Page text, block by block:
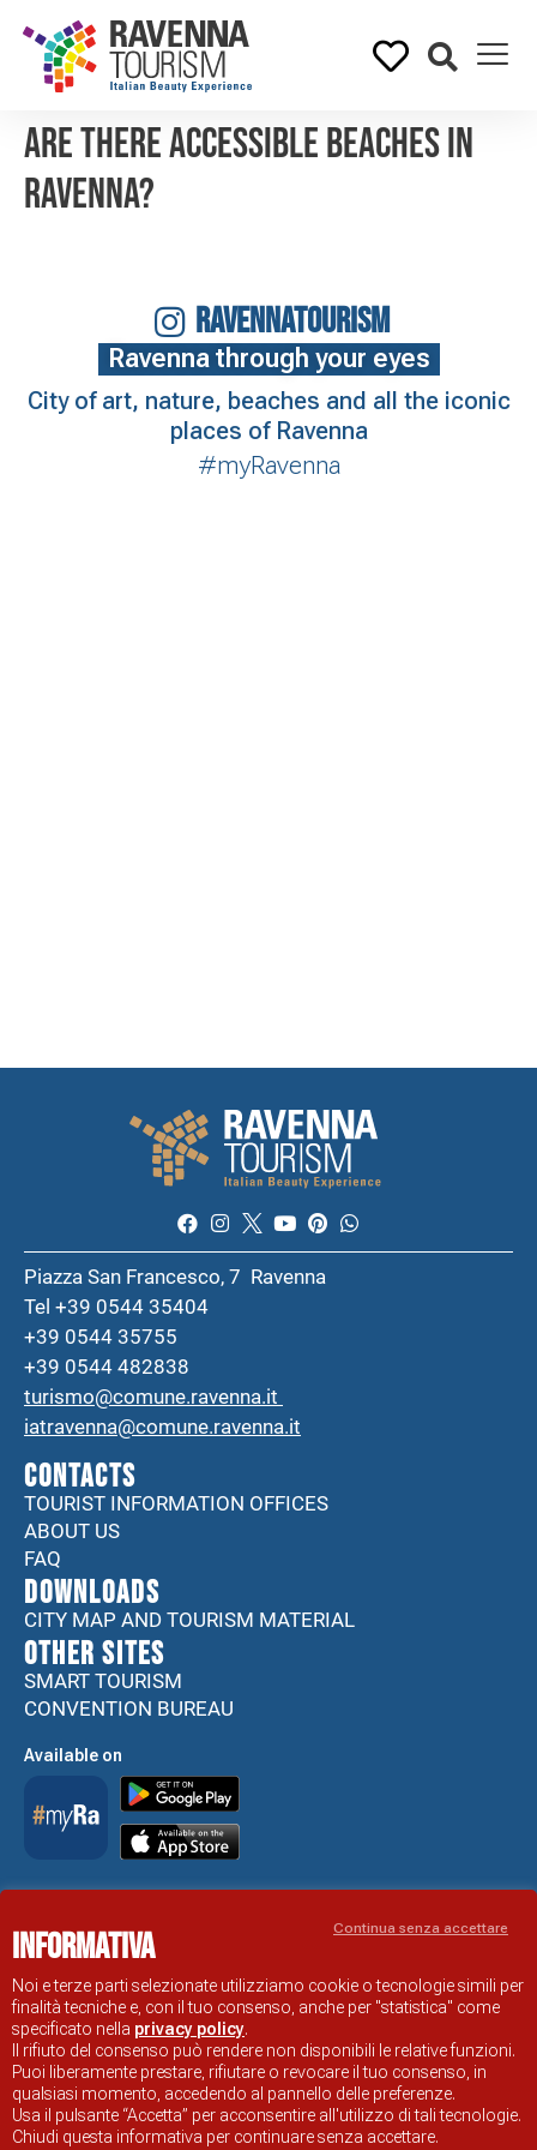
Are there accessible beaches in
Ravenna?
RAVENNATOURISM
Ravenna through your eyes
City of art, nature, beaches and all the iconic
places of Ravenna
#myRavenna
Piazza San Francesco, 7 Ravenna
Tel +39 0544 35404
+39 0544 35755
+39 0544 482838
turismo@comune.ravenna.it
iatravenna@comune.ravenna.it
CONTACTS
TOURIST INFORMATION OFFICES
ABOUT US
FAQ
DOWNLOADS
CITY MAP AND TOURISM MATERIAL
Other sites
SMART TOURISM
CONVENTION BUREAU
Available on
RAVENNA TOURIST INFORMATION OFFICIAL SITE
Informativa
Noi e terze parti selezionate utilizziamo cookie o tecnologie simili per
finalità tecniche e, con il tuo consenso, anche per "statistica" come
specificato nella privacy policy.
Il rifiuto del consenso può rendere non disponibili le relative funzioni.
Puoi liberamente prestare, rifiutare o revocare il tuo consenso, in
qualsiasi momento, accedendo al pannello delle preferenze.
Usa il pulsante “Accetta” per acconsentire all'utilizzo di tali tecnologie.
Chiudi questa informativa per continuare senza accettare.
Continua senza accettare